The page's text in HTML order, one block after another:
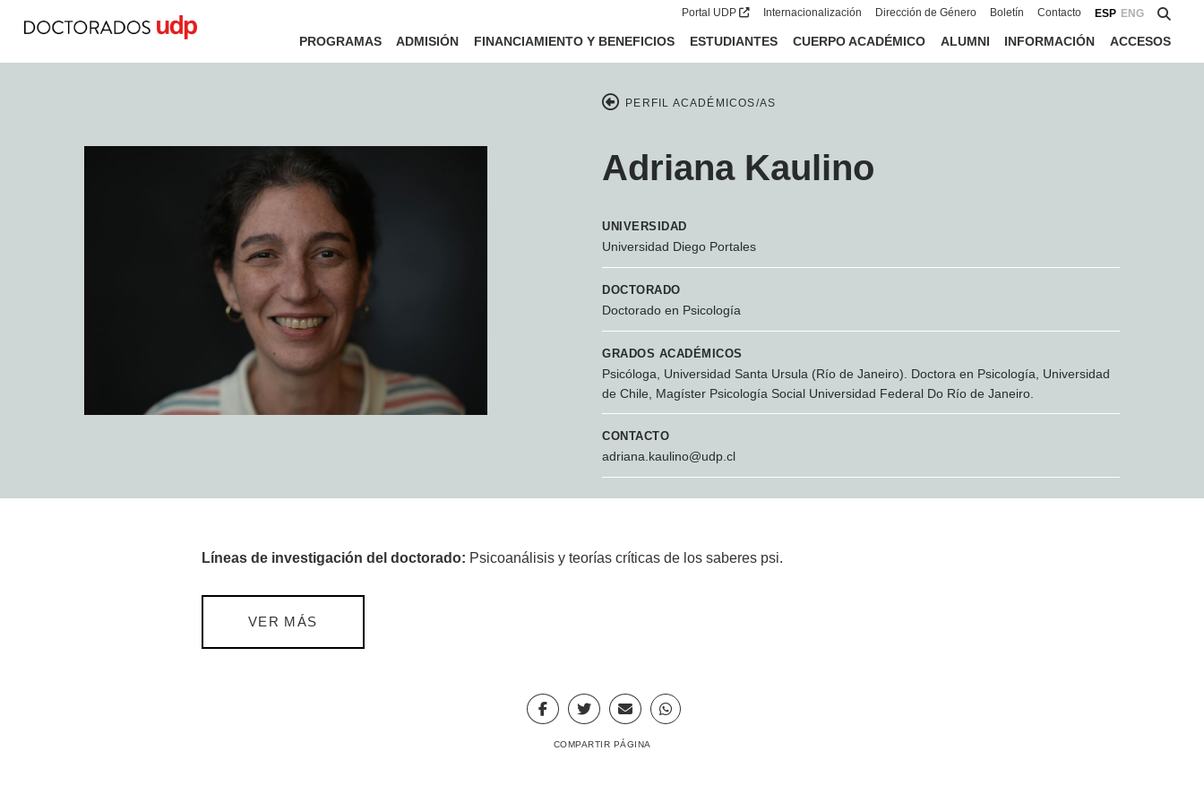
Portal UDP Internacionalización Dirección de Género Boletín Contacto ESP ENG
PROGRAMAS ADMISIÓN FINANCIAMIENTO Y BENEFICIOS ESTUDIANTES CUERPO ACADÉMICO ALUMNI INFORMACIÓN ACCESOS
PERFIL ACADÉMICOS/AS
Adriana Kaulino
UNIVERSIDAD
Universidad Diego Portales
DOCTORADO
Doctorado en Psicología
GRADOS ACADÉMICOS
Psicóloga, Universidad Santa Ursula (Río de Janeiro). Doctora en Psicología, Universidad
de Chile, Magíster Psicología Social Universidad Federal Do Río de Janeiro.
CONTACTO
adriana.kaulino@udp.cl
Líneas de investigación del doctorado: Psicoanálisis y teorías críticas de los saberes psi.
VER MÁS
COMPARTIR PÁGINA